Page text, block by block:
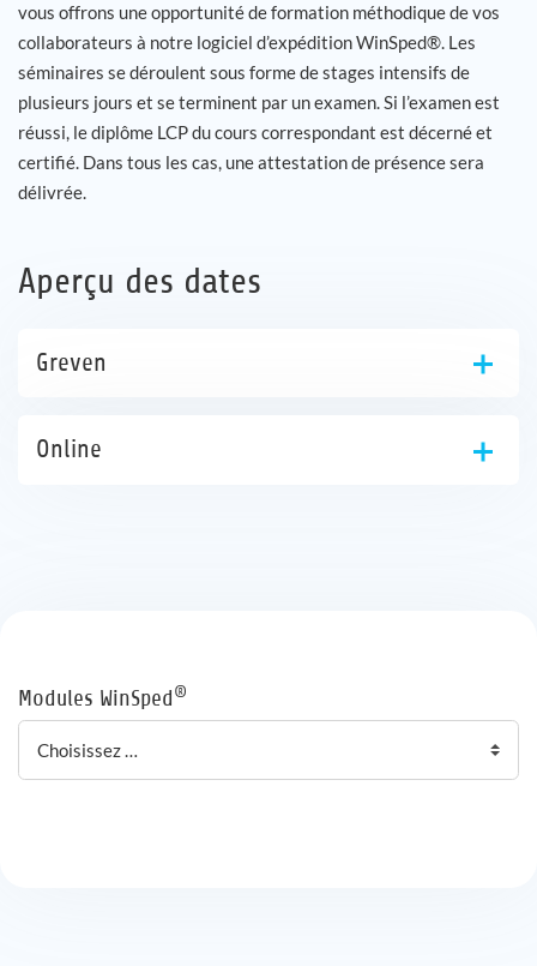
vous offrons une opportunité de formation méthodique de vos
collaborateurs à notre logiciel d’expédition WinSped®. Les
séminaires se déroulent sous forme de stages intensifs de
plusieurs jours et se terminent par un examen. Si l’examen est
réussi, le diplôme LCP du cours correspondant est décerné et
certifié. Dans tous les cas, une attestation de présence sera
délivrée.
Aperçu des dates
Greven
Online
Modules WinSped ®